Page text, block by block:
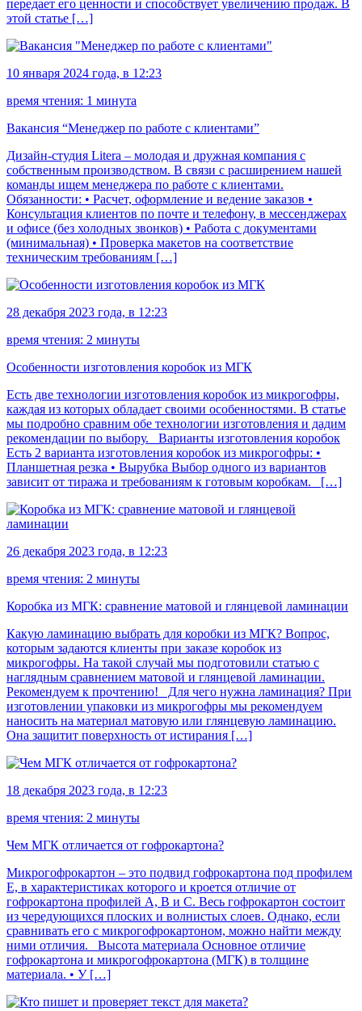
передает его ценности и способствует увеличению продаж. В
этой статье […]
10 января 2024 года, в 12:23
время чтения: 1 минута
Вакансия “Менеджер по работе с клиентами”
Дизайн-студия Litera – молодая и дружная компания с
собственным производством. В связи с расширением нашей
команды ищем менеджера по работе с клиентами.
Обязанности: • Расчет, оформление и ведение заказов •
Консультация клиентов по почте и телефону, в мессенджерах
и офисе (без холодных звонков) • Работа с документами
(минимальная) • Проверка макетов на соответствие
техническим требованиям […]
28 декабря 2023 года, в 12:23
время чтения: 2 минуты
Особенности изготовления коробок из МГК
Есть две технологии изготовления коробок из микрогофры,
каждая из которых обладает своими особенностями. В статье
мы подробно сравним обе технологии изготовления и дадим
рекомендации по выбору. Варианты изготовления коробок
Есть 2 варианта изготовления коробок из микрогофры: •
Планшетная резка • Вырубка Выбор одного из вариантов
зависит от тиража и требованиям к готовым коробкам. […]
26 декабря 2023 года, в 12:23
время чтения: 2 минуты
Коробка из МГК: сравнение матовой и глянцевой ламинации
Какую ламинацию выбрать для коробки из МГК? Вопрос,
которым задаются клиенты при заказе коробок из
микрогофры. На такой случай мы подготовили статью с
наглядным сравнением матовой и глянцевой ламинации.
Рекомендуем к прочтению! Для чего нужна ламинация? При
изготовлении упаковки из микрогофры мы рекомендуем
наносить на материал матовую или глянцевую ламинацию.
Она защитит поверхность от истирания […]
18 декабря 2023 года, в 12:23
время чтения: 2 минуты
Чем МГК отличается от гофрокартона?
Микрогофрокартон – это подвид гофрокартона под профилем
Е, в характеристиках которого и кроется отличие от
гофрокартона профилей А, В и С. Весь гофрокартон состоит
из чередующихся плоских и волнистых слоев. Однако, если
сравнивать его с микрогофрокартоном, можно найти между
ними отличия. Высота материала Основное отличие
гофрокартона и микрогофрокартона (МГК) в толщине
материала. • У […]